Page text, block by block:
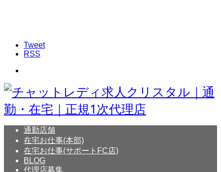
Tweet
RSS
通勤店舗
在宅お仕事(本部)
在宅お仕事(サポートFC店)
BLOG
代理店募集